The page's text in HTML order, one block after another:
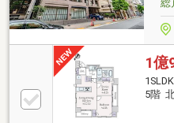
総
1億
5階